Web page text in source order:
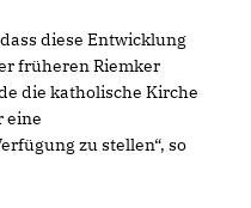
diese Entwicklung
früheren Riemker
die katholische Kirche
eine
zu stellen“, so